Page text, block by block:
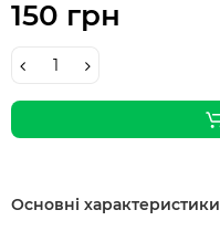
150 грн
Основні характеристики